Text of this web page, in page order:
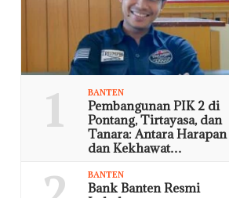
1 BANTEN
Pembangunan PIK 2 di
Pontang, Tirtayasa, dan
Tanara: Antara Harapan
dan Kekhawat…
BANTEN
Bank Banten Resmi